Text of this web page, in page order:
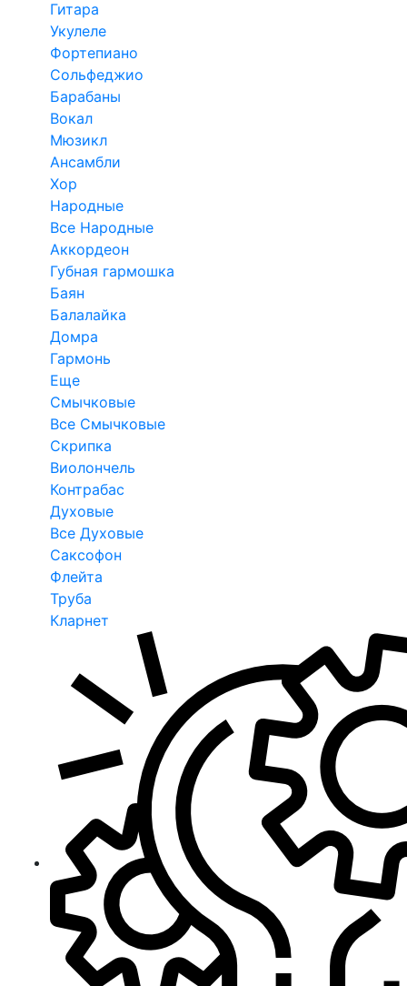
Гитара
Укулеле
Фортепиано
Сольфеджио
Барабаны
Вокал
Мюзикл
Ансамбли
Хор
Народные
Все Народные
Аккордеон
Губная гармошка
Баян
Балалайка
Домра
Гармонь
Еще
Смычковые
Все Смычковые
Скрипка
Виолончель
Контрабас
Духовые
Все Духовые
Саксофон
Флейта
Труба
Кларнет